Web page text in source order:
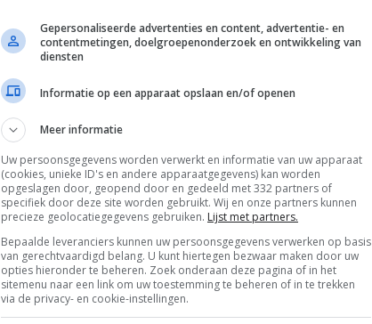
Gepersonaliseerde advertenties en content, advertentie- en
contentmetingen, doelgroepenonderzoek en ontwikkeling van
diensten
Informatie op een apparaat opslaan en/of openen
Meer informatie
Uw persoonsgegevens worden verwerkt en informatie van uw apparaat
(cookies, unieke ID's en andere apparaatgegevens) kan worden
opgeslagen door, geopend door en gedeeld met 332 partners of
specifiek door deze site worden gebruikt. Wij en onze partners kunnen
precieze geolocatiegegevens gebruiken. Lijst met partners.
Bepaalde leveranciers kunnen uw persoonsgegevens verwerken op basis
van gerechtvaardigd belang. U kunt hiertegen bezwaar maken door uw
opties hieronder te beheren. Zoek onderaan deze pagina of in het
sitemenu naar een link om uw toestemming te beheren of in te trekken
via de privacy- en cookie-instellingen.